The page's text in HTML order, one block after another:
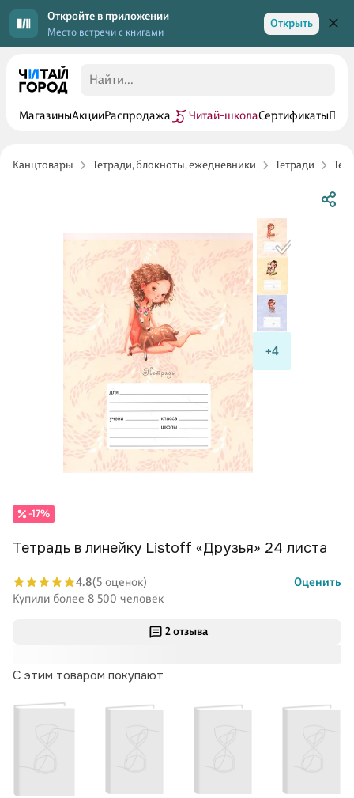
Откройте в приложении
Место встречи с книгами
Открыть
МагазиныАкцииРаспродажа Читай-школаСертификаты
Канцтовары Тетради, блокноты, ежедневники Тетради
+4
2 отзыва
С этим товаром покупают
-17%
Тетрадь в линейку Listoff «Друзья» 24 листа
4.8(5 оценок)
Оценить
Купили более 8 500 человек